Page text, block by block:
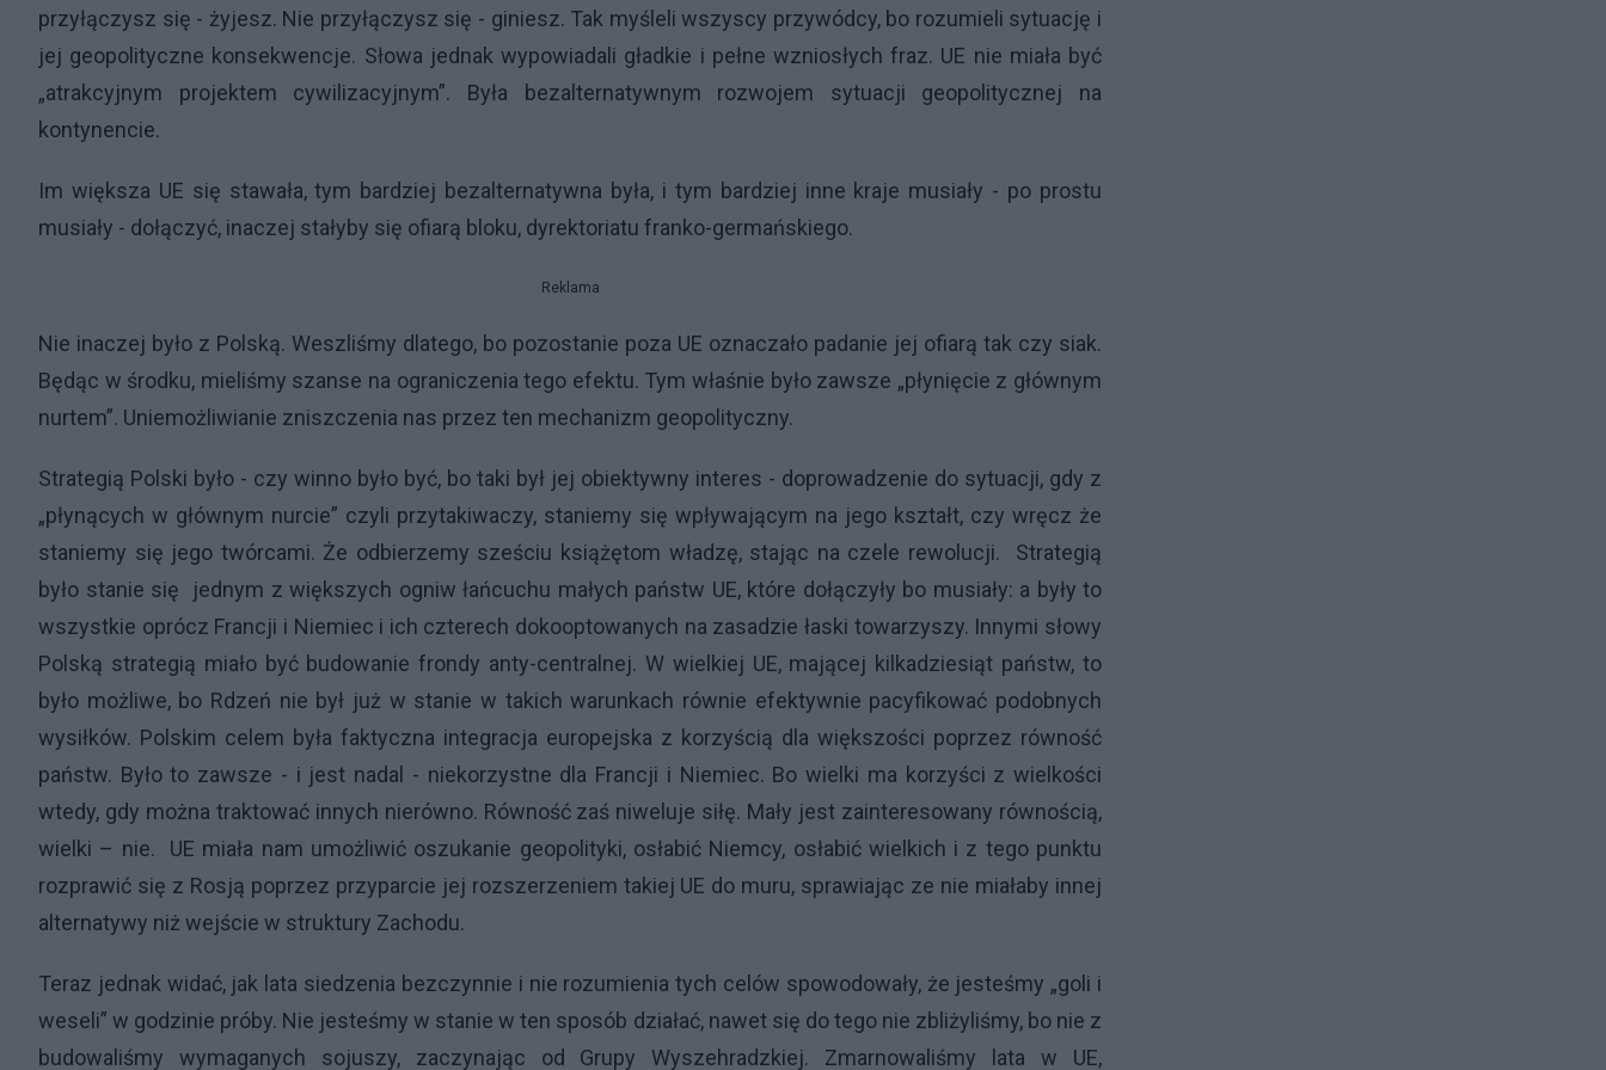
przyłączysz się - żyjesz. Nie przyłączysz się - giniesz. Tak myśleli wszyscy przywódcy, bo rozumieli sytuację i
jej geopolityczne konsekwencje. Słowa jednak wypowiadali gładkie i pełne wzniosłych fraz. UE nie miała być
„atrakcyjnym projektem cywilizacyjnym”. Była bezalternatywnym rozwojem sytuacji geopolitycznej na
kontynencie.
Im większa UE się stawała, tym bardziej bezalternatywna była, i tym bardziej inne kraje musiały - po prostu
musiały - dołączyć, inaczej stałyby się ofiarą bloku, dyrektoriatu franko-germańskiego.
Reklama
Nie inaczej było z Polską. Weszliśmy dlatego, bo pozostanie poza UE oznaczało padanie jej ofiarą tak czy siak.
Będąc w środku, mieliśmy szanse na ograniczenia tego efektu. Tym właśnie było zawsze „płynięcie z głównym
nurtem”. Uniemożliwianie zniszczenia nas przez ten mechanizm geopolityczny.
Strategią Polski było - czy winno było być, bo taki był jej obiektywny interes - doprowadzenie do sytuacji, gdy z
„płynących w głównym nurcie” czyli przytakiwaczy, staniemy się wpływającym na jego kształt, czy wręcz że
staniemy się jego twórcami. Że odbierzemy sześciu książętom władzę, stając na czele rewolucji. Strategią
było stanie się jednym z większych ogniw łańcuchu małych państw UE, które dołączyły bo musiały: a były to
wszystkie oprócz Francji i Niemiec i ich czterech dokooptowanych na zasadzie łaski towarzyszy. Innymi słowy
Polską strategią miało być budowanie frondy anty-centralnej. W wielkiej UE, mającej kilkadziesiąt państw, to
było możliwe, bo Rdzeń nie był już w stanie w takich warunkach równie efektywnie pacyfikować podobnych
wysiłków. Polskim celem była faktyczna integracja europejska z korzyścią dla większości poprzez równość
państw. Było to zawsze - i jest nadal - niekorzystne dla Francji i Niemiec. Bo wielki ma korzyści z wielkości
wtedy, gdy można traktować innych nierówno. Równość zaś niweluje siłę. Mały jest zainteresowany równością,
wielki – nie. UE miała nam umożliwić oszukanie geopolityki, osłabić Niemcy, osłabić wielkich i z tego punktu
rozprawić się z Rosją poprzez przyparcie jej rozszerzeniem takiej UE do muru, sprawiając ze nie miałaby innej
alternatywy niż wejście w struktury Zachodu.
Teraz jednak widać, jak lata siedzenia bezczynnie i nie rozumienia tych celów spowodowały, że jesteśmy „goli i
weseli” w godzinie próby. Nie jesteśmy w stanie w ten sposób działać, nawet się do tego nie zbliżyliśmy, bo nie z
budowaliśmy wymaganych sojuszy, zaczynając od Grupy Wyszehradzkiej. Zmarnowaliśmy lata w UE,